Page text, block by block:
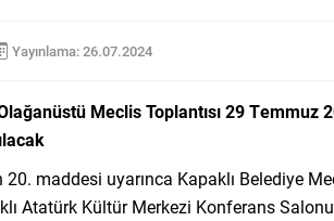
Yayınlama: 26.07.2024
Meclis Toplantısı 29
maddesi uyarınca Kapaklı Belediye
Atatürk Kültür Merkezi Konferans